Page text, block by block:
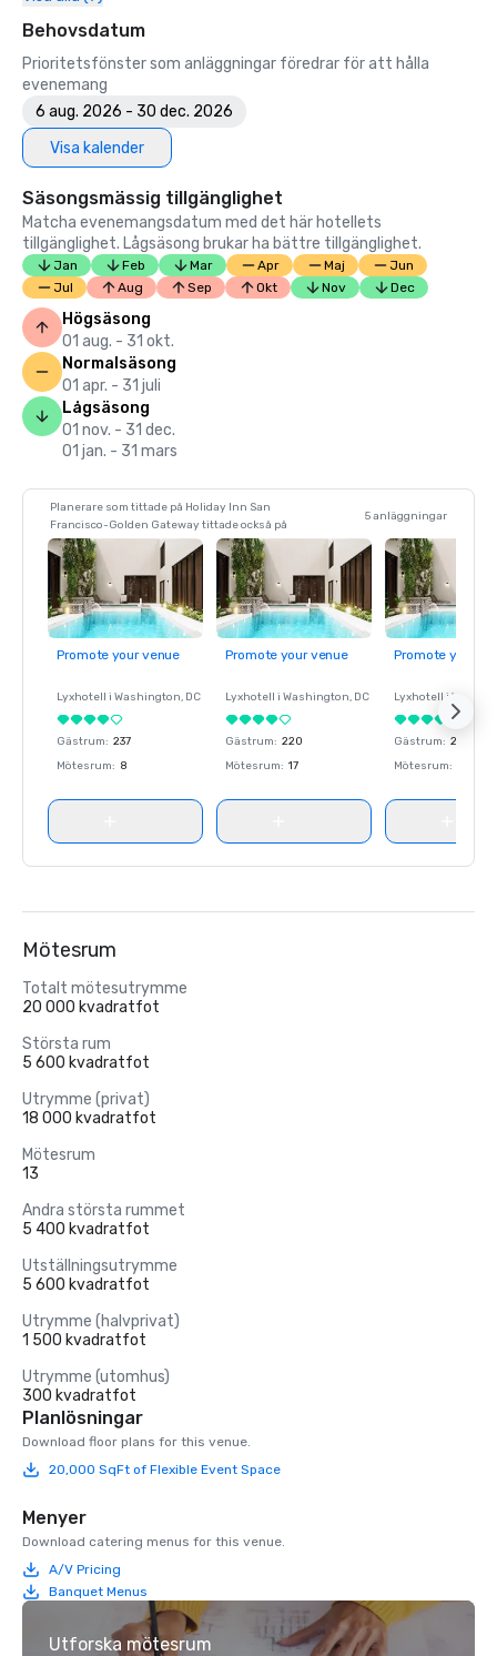
Behovsdatum
Prioritetsfönster som anläggningar föredrar för att hålla
evenemang
6 aug. 2026 - 30 dec. 2026
Visa kalender
Säsongsmässig tillgänglighet
Matcha evenemangsdatum med det här hotellets
tillgänglighet. Lågsäsong brukar ha bättre tillgänglighet.
Jan Feb Mar Apr Maj
Jun
Jul
Aug Sep Okt Nov Dec
Högsäsong
01 aug. - 31 okt.
Normalsäsong
01 apr. - 31 juli
Lågsäsong
01 nov. - 31 dec.
01 jan. - 31 mars
Planerare som tittade på Holiday Inn San
Francisco-Golden Gateway tittade också på
5 anläggningar
Promote your venue
Lyxhotell i Washington, DC
Gästrum: 237
Mötesrum: 8
Promote your venue
Lyxhotell i Washington, DC
Gästrum: 220
Mötesrum: 17
Promote your
Lyxhotell i
Gästrum: 237
Mötesrum:
Mötesrum
Totalt mötesutrymme
20 000 kvadratfot
Största rum
5 600 kvadratfot
Utrymme (privat)
18 000 kvadratfot
Mötesrum
13
Andra största rummet
5 400 kvadratfot
Utställningsutrymme
5 600 kvadratfot
Utrymme (halvprivat)
1 500 kvadratfot
Utrymme (utomhus)
300 kvadratfot
Planlösningar
Download floor plans for this venue.
20,000 SqFt of Flexible Event Space
Menyer
Download catering menus for this venue.
A/V Pricing
Banquet Menus
Utforska mötesrum